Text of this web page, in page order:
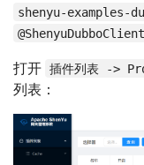
shenyu-examples-
@ShenyuDubboClient
打开 插件列表 ->
列表：